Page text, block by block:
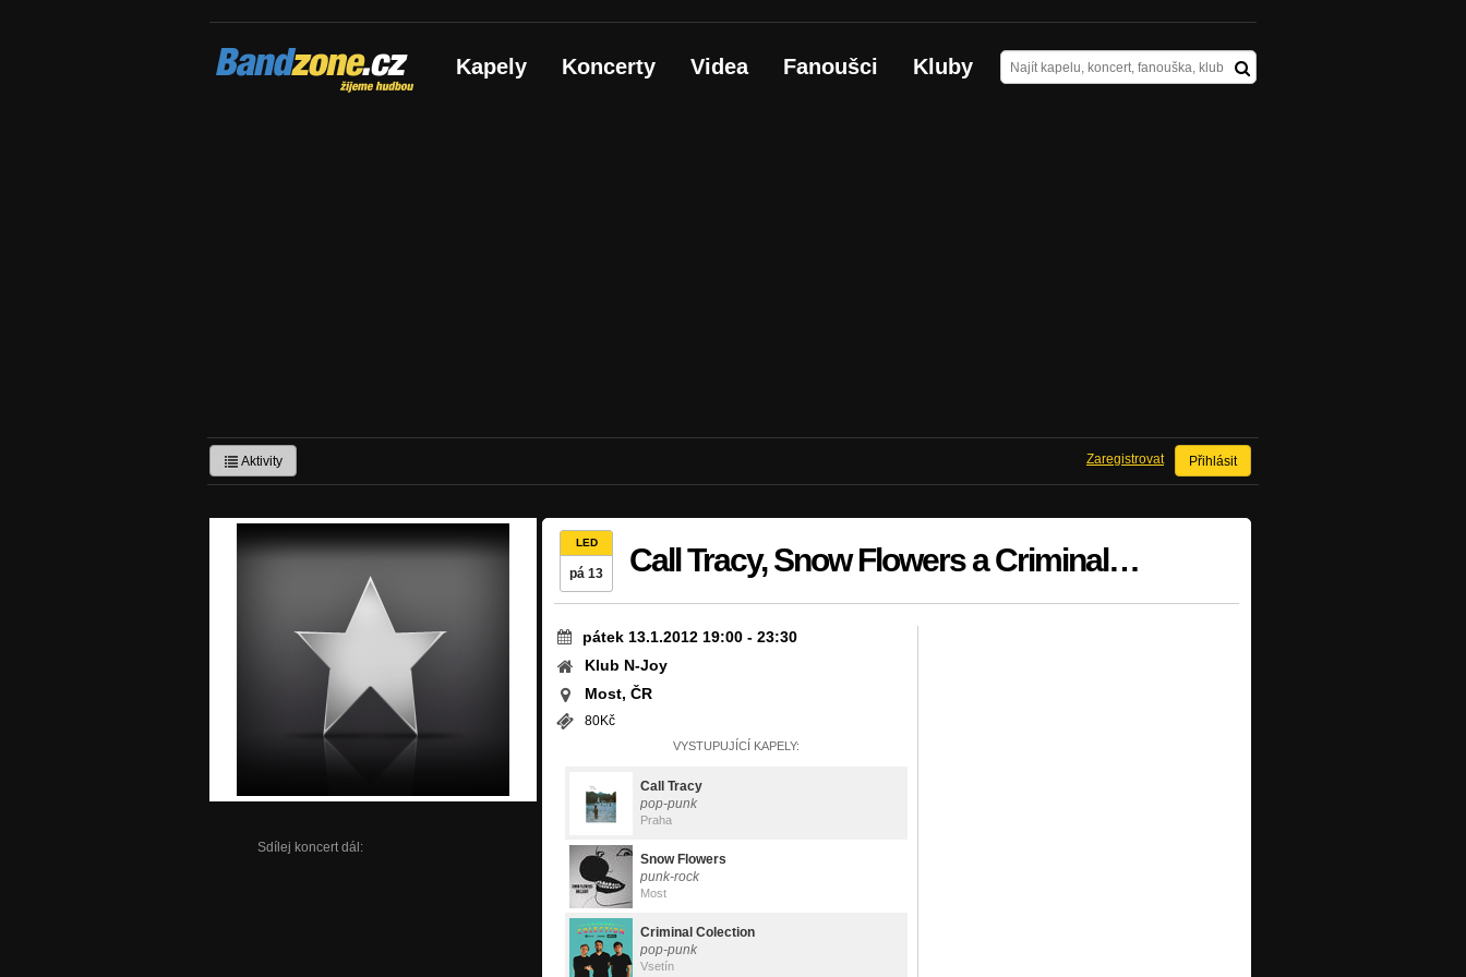
Bandzone.cz
žijeme hudbou Kapely Koncerty Videa Fanoušci Kluby
Aktivity Přihlásit
Zaregistrovat
Sdílej koncert dál:
LED
pá 13 Call Tracy, Snow Flowers a Criminal…
pátek 13.1.2012 19:00 - 23:30
Klub N-Joy
Most, ČR
80Kč
VYSTUPUJÍCÍ KAPELY:
Call Tracy
pop-punk
Praha
Snow Flowers
punk-rock
Most
Criminal Colection
pop-punk
Vsetín